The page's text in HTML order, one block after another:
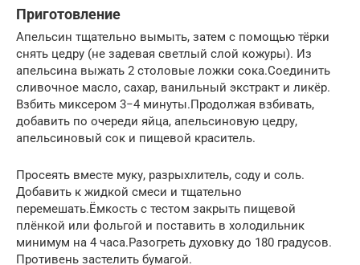
Приготовление
Апельсин тщательно вымыть, затем с помощью тёрки
снять цедру (не задевая светлый слой кожуры). Из
апельсина выжать 2 столовые ложки сока.Соединить
сливочное масло, сахар, ванильный экстракт и ликёр.
Взбить миксером 3−4 минуты.Продолжая взбивать,
добавить по очереди яйца, апельсиновую цедру,
апельсиновый сок и пищевой краситель.
Просеять вместе муку, разрыхлитель, соду и соль.
Добавить к жидкой смеси и тщательно
перемешать.Ёмкость с тестом закрыть пищевой
плёнкой или фольгой и поставить в холодильник
минимум на 4 часа.Разогреть духовку до 180 градусов.
Противень застелить бумагой.